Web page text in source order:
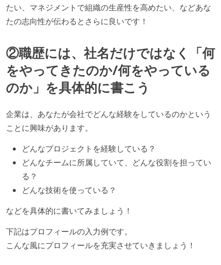
たい、マネジメントで組織の生産性を高めたい、などあな
たの志向性が伝わるとさらに良いです！
②職歴には、社名だけではなく「何
をやってきたのか/何をやっている
のか」を具体的に書こう
企業は、あなたが会社でどんな経験をしているのかという
ことに興味があります。
どんなプロジェクトを経験している？
どんなチームに所属していて、どんな役割を担ってい
る？
どんな技術を使っている？
などを具体的に書いてみましょう！
下記はプロフィールの入力例です。
こんな風にプロフィールを充実させていきましょう！